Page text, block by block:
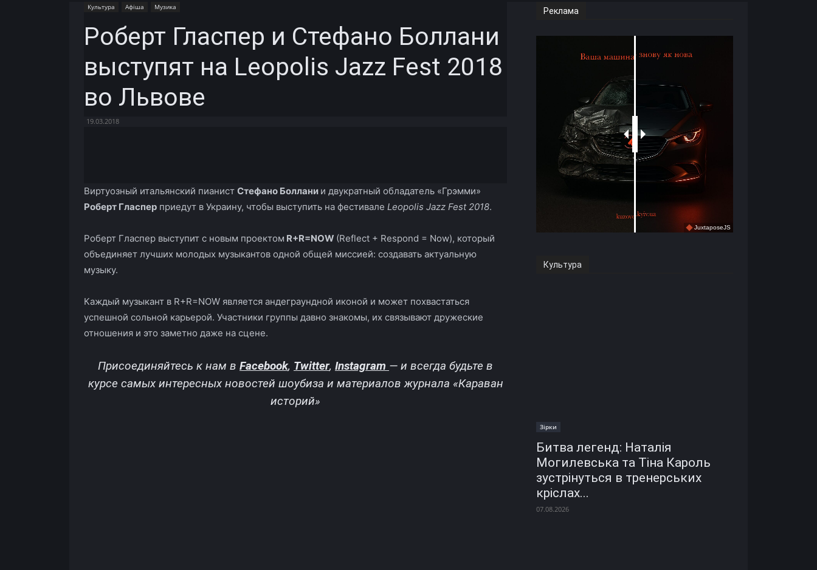
Культура Афіша Музика
Роберт Гласпер и Стефано Боллани
выступят на Leopolis Jazz Fest 2018
во Львове
19.03.2018
Виртуозный итальянский пианист Стефано Боллани и двукратный обладатель «Грэмми»
Роберт Гласпер приедут в Украину, чтобы выступить на фестивале Leopolis Jazz Fest 2018.
Роберт Гласпер выступит с новым проектом R+R=NOW (Reflect + Respond = Now), который
объединяет лучших молодых музыкантов одной общей миссией: создавать актуальную
музыку.
Каждый музыкант в R+R=NOW является андеграундной иконой и может похвастаться
успешной сольной карьерой. Участники группы давно знакомы, их связывают дружеские
отношения и это заметно даже на сцене.
Присоединяйтесь к нам в Facebook, Twitter, Instagram — и всегда будьте в
курсе самых интересных новостей шоубиза и материалов журнала «Караван
историй»
Реклама
Культура
Зірки
Битва легенд: Наталія
Могилевська та Тіна Кароль
зустрінуться в тренерських
кріслах...
07.08.2026